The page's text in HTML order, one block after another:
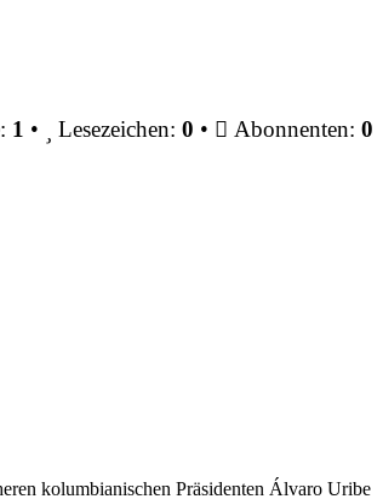
1 • Lesezeichen: 0 • Abonnenten: 0
kolum­bia­ni­schen Prä­si­denten Álvaro Uribe